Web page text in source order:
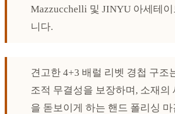
Mazzucchelli 및 JINYU 아세테
니다.
견고한 4+3 배럴 리벳 경첩 구조
조적 무결성을 보장하며, 소재의
을 돋보이게 하는 핸드 폴리싱